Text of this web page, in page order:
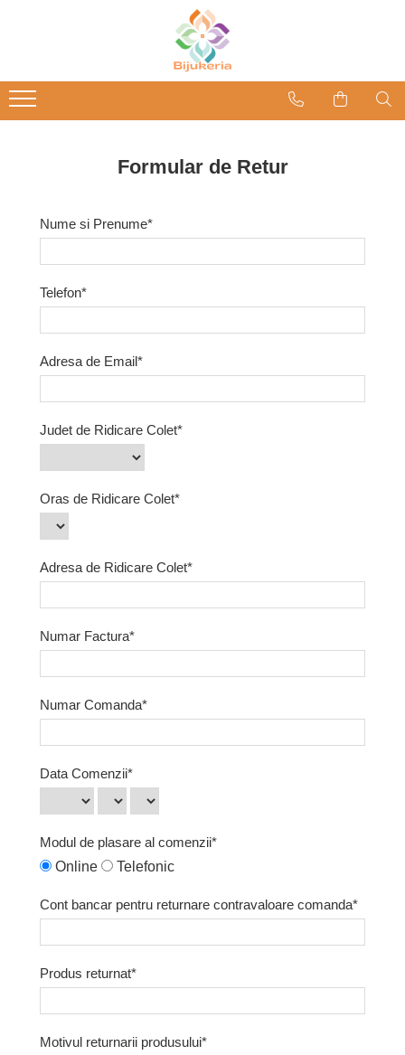
Formular de Retur
Nume si Prenume*
Telefon*
Adresa de Email*
Judet de Ridicare Colet*
Oras de Ridicare Colet*
Adresa de Ridicare Colet*
Numar Factura*
Numar Comanda*
Data Comenzii*
Modul de plasare al comenzii*
Online
Telefonic
Cont bancar pentru returnare contravaloare comanda*
Produs returnat*
Motivul returnarii produsului*